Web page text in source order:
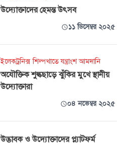
উদ্যোক্তাদের হেমন্ত উৎসব
১১ ডিসেম্বর ২০২৫
ইলেকট্রনিক্স শিল্পখাতে যন্ত্রাংশ আমদানি
অযৌক্তিক শুল্কছাড়ে ঝুঁকির মুখে স্থানীয়
উদ‍্যোক্তারা
০৪ নভেম্বর ২০২৫
উদ্ভাবক ও উদ্যোক্তাদের প্ল্যাটফর্ম